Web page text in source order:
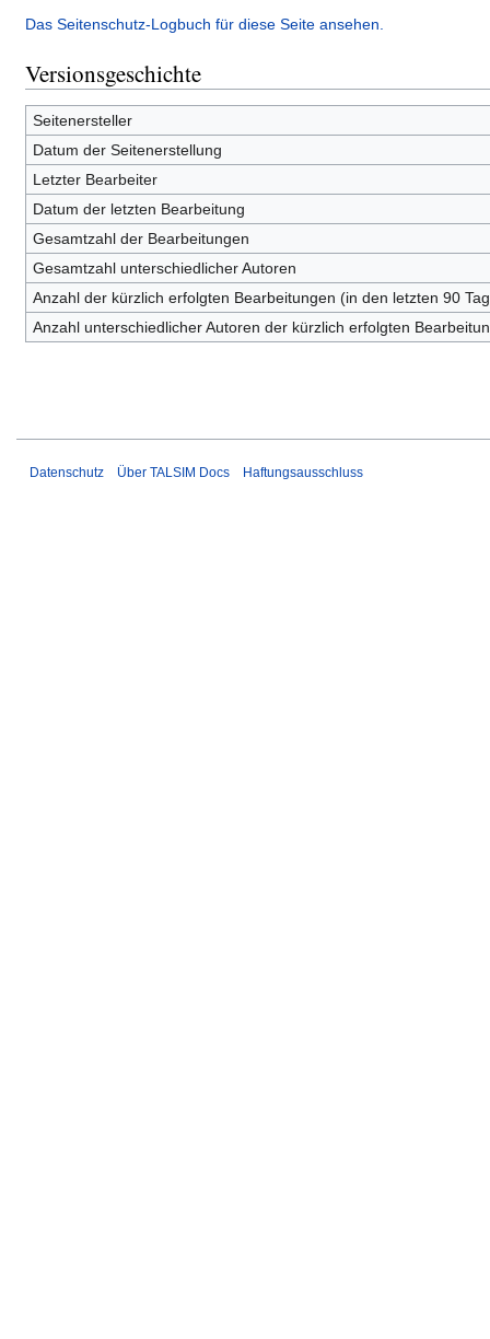
Das Seitenschutz-Logbuch für diese Seite ansehen.
Versionsgeschichte
Seitenersteller
Datum der Seitenerstellung
Letzter Bearbeiter
Datum der letzten Bearbeitung
Gesamtzahl der Bearbeitungen
Gesamtzahl unterschiedlicher Autoren
Anzahl der kürzlich erfolgten Bearbeitungen (in den letzten 90
Anzahl unterschiedlicher Autoren der kürzlich erfolgten
Datenschutz Über TALSIM Docs Haftungsausschluss